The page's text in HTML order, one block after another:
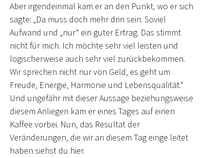
Aber irgendeinmal kam er an den Punkt, wo er sich
sagte: „Da muss doch mehr drin sein. Soviel
Aufwand und „nur“ ein guter Ertrag. Das stimmt
nicht für mich. Ich möchte sehr viel leisten und
logischerweise auch sehr viel zurückbekommen.
Wir sprechen nicht nur von Geld, es geht um
Freude, Energie, Harmonie und Lebensqualität.“
Und ungefähr mit dieser Aussage beziehungsweise
diesem Anliegen kam er eines Tages auf einen
Kaffee vorbei. Nun, das Resultat der
Veränderungen, die wir an diesem Tag einge leitet
haben siehst du hier.